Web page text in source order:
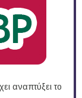
αναπτύξει το